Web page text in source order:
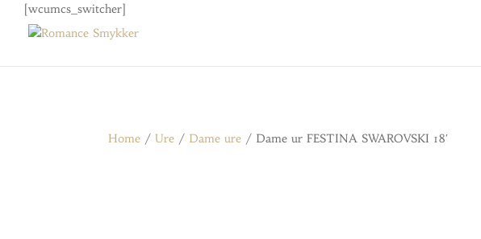
[wcumcs_switcher]
Home /Ure / Dame ure / Dame ur FESTINA SWAROVSKI 18′